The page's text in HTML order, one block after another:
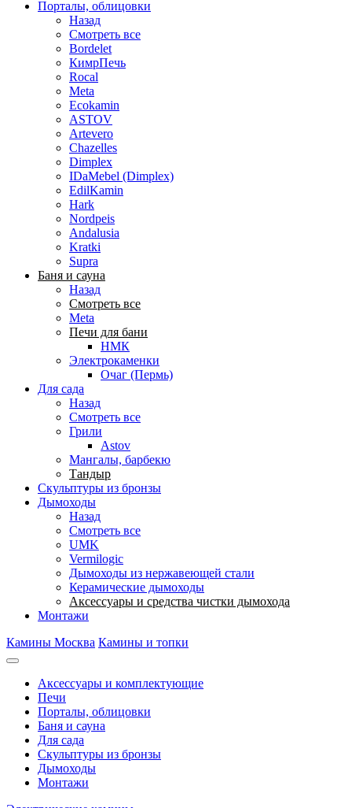
Порталы, облицовки
Назад
Смотреть все
Bordelet
КимрПечь
Rocal
Meta
Ecokamin
ASTOV
Artevero
Chazelles
Dimplex
IDaMebel (Dimplex)
EdilKamin
Hark
Nordpeis
Andalusia
Kratki
Supra
Баня и сауна
Назад
Смотреть все
Meta
Печи для бани
НМК
Электрокаменки
Очаг (Пермь)
Для сада
Назад
Смотреть все
Грили
Astov
Мангалы, барбекю
Тандыр
Скульптуры из бронзы
Дымоходы
Назад
Смотреть все
UMK
Vermilogic
Дымоходы из нержавеющей стали
Керамические дымоходы
Аксессуары и средства чистки дымохода
Монтажи
Камины Москва Камины и топки
Аксессуары и комплектующие
Печи
Порталы, облицовки
Баня и сауна
Для сада
Скульптуры из бронзы
Дымоходы
Монтажи